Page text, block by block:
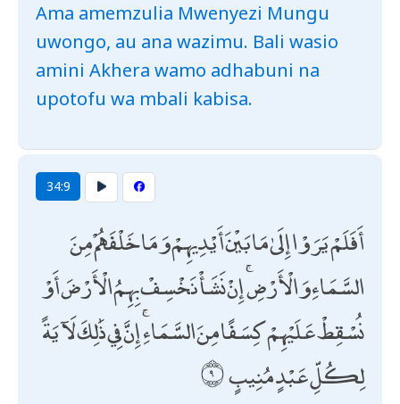
Ama amemzulia Mwenyezi Mungu
uwongo, au ana wazimu. Bali wasio
amini Akhera wamo adhabuni na
upotofu wa mbali kabisa.
34:9
أَفَلَمْ يَرَوْا إِلَىٰ مَا بَيْنَ أَيْدِيهِمْ وَمَا خَلْفَهُمْ مِنَ
السَّمَاءِ وَالْأَرْضِ ۚ إِنْ نَشَأْ نَخْسِفْ بِهِمُ الْأَرْضَ أَوْ
نُسْقِطْ عَلَيْهِمْ كِسَفًا مِنَ السَّمَاءِ ۚ إِنَّ فِي ذَٰلِكَ لَآيَةً
لِكُلِّ عَبْدٍ مُنِيبٍ